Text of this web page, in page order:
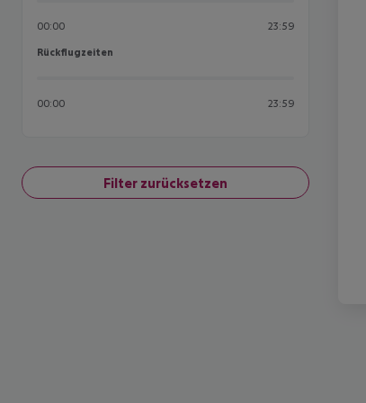
00:00 23:59
Rückflugzeiten
Rückflugzeiten
00:00 23:59
Filter zurücksetzen